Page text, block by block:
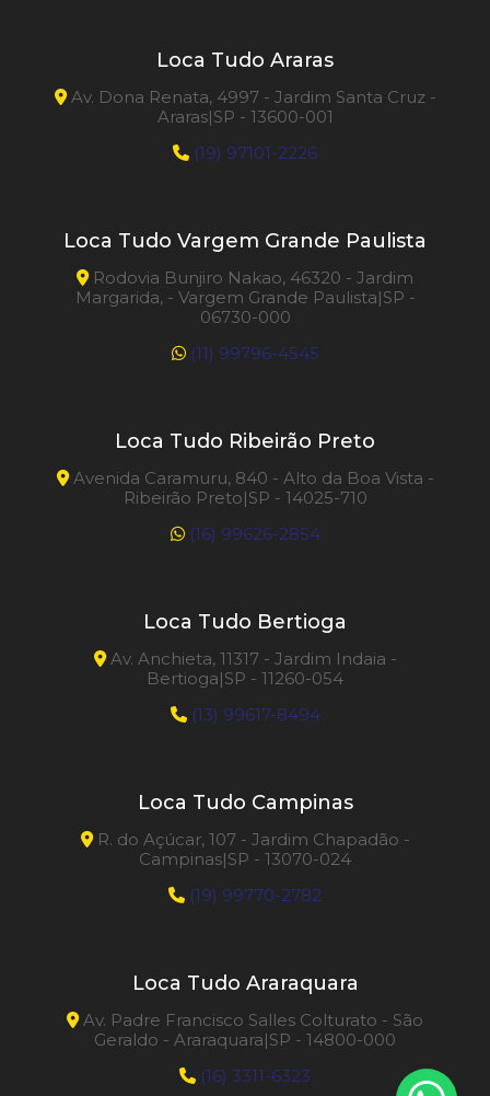
Loca Tudo Araras
Av. Dona Renata, 4997 - Jardim Santa Cruz -
Araras|SP - 13600-001
(19) 97101-2226
Loca Tudo Vargem Grande Paulista
Rodovia Bunjiro Nakao, 46320 - Jardim
Margarida, - Vargem Grande Paulista|SP -
06730-000
(11) 99796-4545
Loca Tudo Ribeirão Preto
Avenida Caramuru, 840 - Alto da Boa Vista -
Ribeirão Preto|SP - 14025-710
(16) 99626-2854
Loca Tudo Bertioga
Av. Anchieta, 11317 - Jardim Indaia -
Bertioga|SP - 11260-054
(13) 99617-8494
Loca Tudo Campinas
R. do Açúcar, 107 - Jardim Chapadão -
Campinas|SP - 13070-024
(19) 99770-2782
Loca Tudo Araraquara
Av. Padre Francisco Salles Colturato - São
Geraldo - Araraquara|SP - 14800-000
(16) 3311-6323